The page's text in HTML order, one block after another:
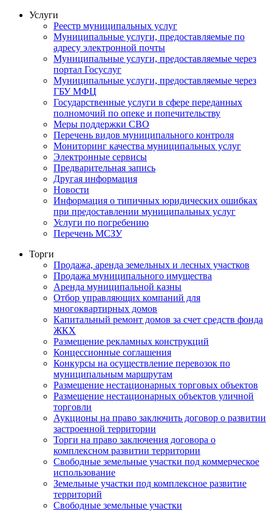
Услуги
Реестр муниципальных услуг
Муниципальные услуги, предоставляемые по
адресу электронной почты
Муниципальные услуги, предоставляемые через
портал Госуслуг
Муниципальные услуги, предоставляемые через
ГБУ МФЦ
Государственные услуги в сфере переданных
полномочий по опеке и попечительству
Меры поддержки СВО
Перечень видов муниципального контроля
Мониторинг качества муниципальных услуг
Электронные сервисы
Предварительная запись
Другая информация
Новости
Информация о типичных юридических ошибках
при предоставлении муниципальных услуг
Услуги по погребению
Перечень МСЗУ
Торги
Продажа, аренда земельных и лесных участков
Продажа муниципального имущества
Аренда муниципальной казны
Отбор управляющих компаний для
многоквартирных домов
Капитальный ремонт домов за счет средств фонда
ЖКХ
Размещение рекламных конструкций
Концессионные соглашения
Конкурсы на осуществление перевозок по
муниципальным маршрутам
Размещение нестационарных торговых объектов
Размещение нестационарных объектов уличной
торговли
Аукционы на право заключить договор о развитии
застроенной территории
Торги на право заключения договора о
комплексном развитии территории
Свободные земельные участки под коммерческое
использование
Земельные участки под комплексное развитие
территорий
Свободные земельные участки